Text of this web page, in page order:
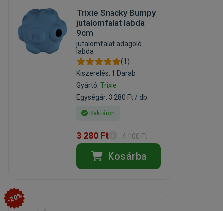
Trixie Snacky Bumpy
jutalomfalat labda
9cm
jutalomfalat adagoló
labda
(1)
Kiszerelés: 1 Darab
Gyártó:Trixie
Egységár: 3 280 Ft / db
Raktáron
3 280 Ft 4 100 Ft
Kosárba
-20%